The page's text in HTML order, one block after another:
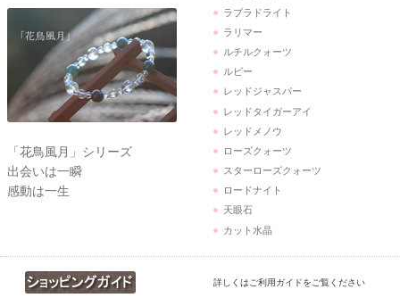
「花鳥風月」シリーズ
出会いは一瞬
感動は一生
ラブラドライト
ラリマー
ルチルクォーツ
ルビー
レッドジャスパー
レッドタイガーアイ
レッドメノウ
ローズクォーツ
スターローズクォーツ
ロードナイト
天眼石
カット水晶
詳しくはご利用ガイドをご覧ください